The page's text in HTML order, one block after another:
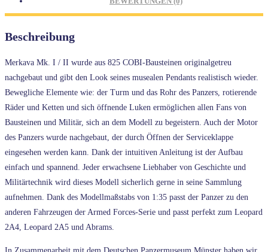
Beschreibung
Merkava Mk. I / II wurde aus 825 COBI-Bausteinen originalgetreu
nachgebaut und gibt den Look seines musealen Pendants realistisch wieder.
Bewegliche Elemente wie: der Turm und das Rohr des Panzers, rotierende
Räder und Ketten und sich öffnende Luken ermöglichen allen Fans von
Bausteinen und Militär, sich an dem Modell zu begeistern. Auch der Motor
des Panzers wurde nachgebaut, der durch Öffnen der Serviceklappe
eingesehen werden kann. Dank der intuitiven Anleitung ist der Aufbau
einfach und spannend. Jeder erwachsene Liebhaber von Geschichte und
Militärtechnik wird dieses Modell sicherlich gerne in seine Sammlung
aufnehmen. Dank des Modellmaßstabs von 1:35 passt der Panzer zu den
anderen Fahrzeugen der Armed Forces-Serie und passt perfekt zum Leopard
2A4, Leopard 2A5 und Abrams.